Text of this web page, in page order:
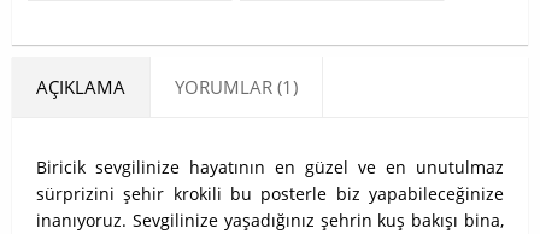
AÇIKLAMA YORUMLAR (1)
Biricik sevgilinize hayatının en güzel ve en unutulmaz
sürprizini şehir krokili bu posterle biz yapabileceğinize
inanıyoruz. Sevgilinize yaşadığınız şehrin kuş bakışı bina,